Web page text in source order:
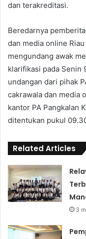
dan terakreditasi.
Beredarnya
dan media online
mengundang awak
klarifikasi pada Senin
undangan dari pihak
cakrawala dan media
kantor PA Pangkalan
ditentukan pukul
Related Articles
3